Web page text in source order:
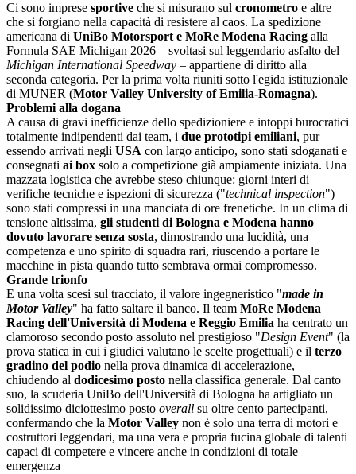
Ci sono imprese sportive che si misurano sul cronometro e altre
che si forgiano nella capacità di resistere al caos. La spedizione
americana di UniBo Motorsport e MoRe Modena Racing alla
Formula SAE Michigan 2026 – svoltasi sul leggendario asfalto del
Michigan International Speedway – appartiene di diritto alla
seconda categoria. Per la prima volta riuniti sotto l'egida istituzionale
di MUNER (Motor Valley University of Emilia-Romagna).
Problemi alla dogana
A causa di gravi inefficienze dello spedizioniere e intoppi burocratici
totalmente indipendenti dai team, i due prototipi emiliani, pur
essendo arrivati negli USA con largo anticipo, sono stati sdoganati e
consegnati ai box solo a competizione già ampiamente iniziata. Una
mazzata logistica che avrebbe steso chiunque: giorni interi di
verifiche tecniche e ispezioni di sicurezza ("technical inspection")
sono stati compressi in una manciata di ore frenetiche. In un clima di
tensione altissima, gli studenti di Bologna e Modena hanno
dovuto lavorare senza sosta, dimostrando una lucidità, una
competenza e uno spirito di squadra rari, riuscendo a portare le
macchine in pista quando tutto sembrava ormai compromesso.
Grande trionfo
E una volta scesi sul tracciato, il valore ingegneristico "made in
Motor Valley" ha fatto saltare il banco. Il team MoRe Modena
Racing dell'Università di Modena e Reggio Emilia ha centrato un
clamoroso secondo posto assoluto nel prestigioso "Design Event" (la
prova statica in cui i giudici valutano le scelte progettuali) e il terzo
gradino del podio nella prova dinamica di accelerazione,
chiudendo al dodicesimo posto nella classifica generale. Dal canto
suo, la scuderia UniBo dell'Università di Bologna ha artigliato un
solidissimo diciottesimo posto overall su oltre cento partecipanti,
confermando che la Motor Valley non è solo una terra di motori e
costruttori leggendari, ma una vera e propria fucina globale di talenti
capaci di competere e vincere anche in condizioni di totale
emergenza